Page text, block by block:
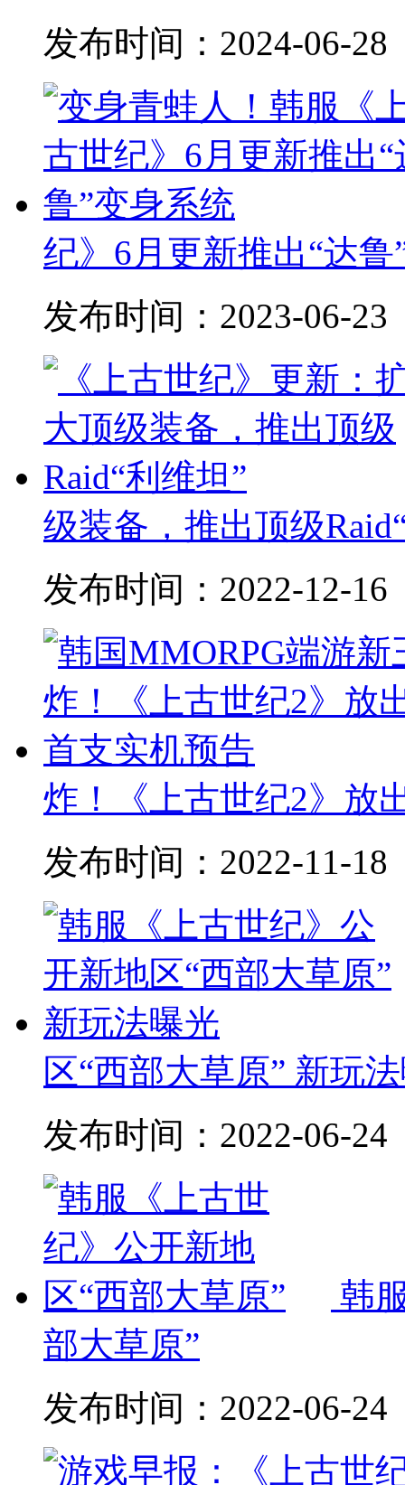
发布时间： 2024-06-28
纪》6月更新推出“达鲁
发布时间： 2023-06-23
级装备，推出顶级
发布时间： 2022-12-16
炸！《上古世纪2》放
发布时间： 2022-11-18
区“西部大草原” 新玩
发布时间： 2022-06-24
韩
部大草原”
发布时间： 2022-06-24